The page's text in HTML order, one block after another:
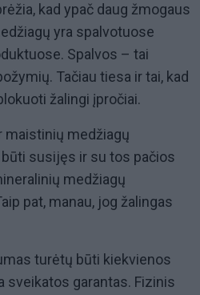
kad ypač daug žmogaus
yra spalvotuose
Spalvos – tai
Tačiau tiesa ir tai, kad
žalingi įpročiai.
maistinių medžiagų
susijęs ir su tos pačios
medžiagų
pat, manau, jog žalingas
turėtų būti kiekvienos
sveikatos garantas. Fizinis